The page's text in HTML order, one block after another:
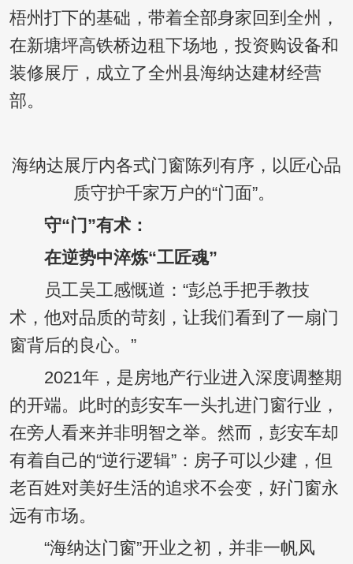
梧州打下的基础，带着全部身家回到全州，
在新塘坪高铁桥边租下场地，投资购设备和
装修展厅，成立了全州县海纳达建材经营
部。
海纳达展厅内各式门窗陈列有序，以匠心品
质守护千家万户的“门面”。
守“门”有术：
在逆势中淬炼“工匠魂”
员工吴工感慨道：“彭总手把手教技
术，他对品质的苛刻，让我们看到了一扇门
窗背后的良心。”
2021年，是房地产行业进入深度调整期
的开端。此时的彭安车一头扎进门窗行业，
在旁人看来并非明智之举。然而，彭安车却
有着自己的“逆行逻辑”：房子可以少建，但
老百姓对美好生活的追求不会变，好门窗永
远有市场。
“海纳达门窗”开业之初，并非一帆风